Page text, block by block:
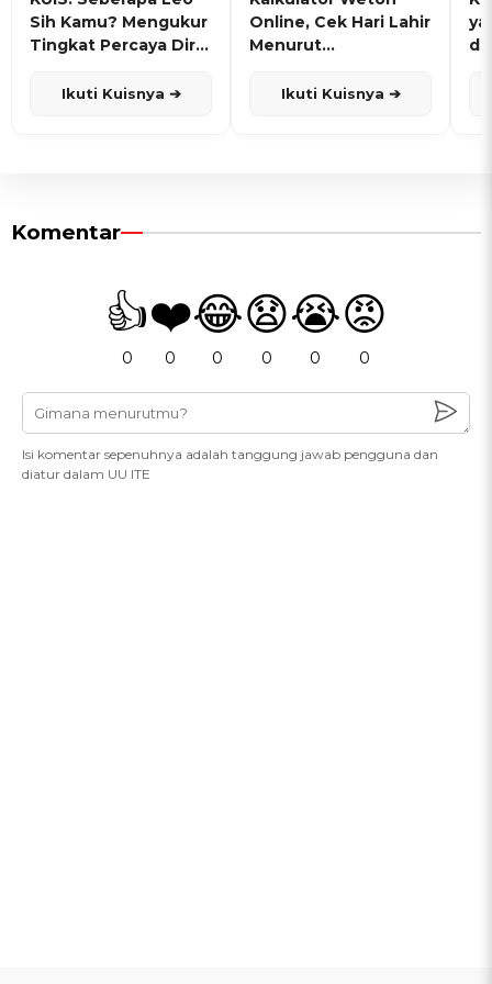
Sih Kamu? Mengukur
Tingkat Percaya Diri
Ikuti Kuisnya ➔
Online, Cek Hari Lahir
Menurut
Ikuti Kuisnya ➔
Komentar
👍
0
❤️
0
😂
0
😧
0
😭
0
😡
0
Isi komentar sepenuhnya adalah tanggung jawab pengguna dan
diatur dalam UU ITE